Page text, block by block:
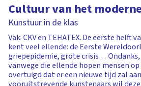
Cultuur van het moderne
Kunstuur in de klas
Vak: CKV en TEHATEX. De eerste helft
kent veel ellende: de Eerste
griepepidemie, grote crisis…
vanwege die ellende hopen mensen
overtuigd dat er een nieuwe tijd zal